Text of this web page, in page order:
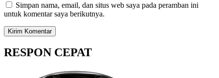
Simpan nama, email, dan situs web saya pada peramban ini
untuk komentar saya berikutnya.
RESPON CEPAT